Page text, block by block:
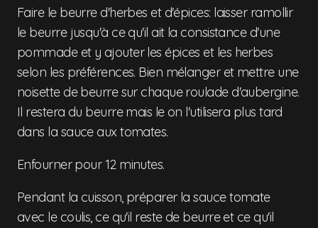
Faire le beurre d'herbes et d'épices: laisser ramollir
le beurre jusqu'à ce qu'il ait la consistance d'une
pommade et y ajouter les épices et les herbes
selon les préférences. Bien mélanger et mettre une
noisette de beurre sur chaque roulade d'aubergine.
Il restera du beurre mais le on l'utilisera plus tard
dans la sauce aux tomates.
Enfourner pour 12 minutes.
Pendant la cuisson, préparer la sauce tomate
avec le coulis, ce qu'il reste de beurre et ce qu'il